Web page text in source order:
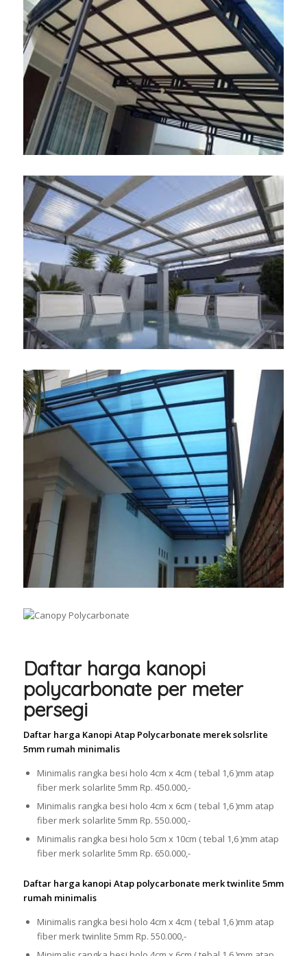
Daftar harga kanopi
polycarbonate per meter
persegi
Daftar harga Kanopi Atap Polycarbonate merek solsrlite
5mm rumah minimalis
Minimalis rangka besi holo 4cm x 4cm ( tebal 1,6 )mm atap
fiber merk solarlite 5mm Rp. 450.000,-
Minimalis rangka besi holo 4cm x 6cm ( tebal 1,6 )mm atap
fiber merk solarlite 5mm Rp. 550.000,-
Minimalis rangka besi holo 5cm x 10cm ( tebal 1,6 )mm atap
fiber merk solarlite 5mm Rp. 650.000,-
Daftar harga kanopi Atap polycarbonate merk twinlite 5mm
rumah minimalis
Minimalis rangka besi holo 4cm x 4cm ( tebal 1,6 )mm atap
fiber merk twinlite 5mm Rp. 550.000,-